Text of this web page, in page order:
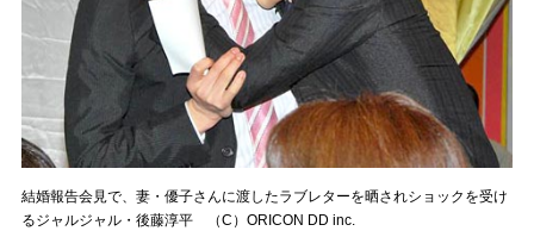
結婚報告会見で、妻・優子さんに渡したラブレターを晒されショックを受け
るジャルジャル・後藤淳平 （C）ORICON DD inc.